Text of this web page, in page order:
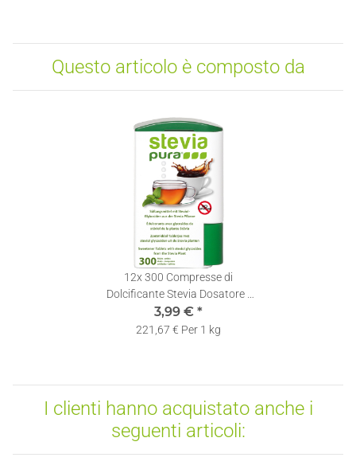
Questo articolo è composto da
12x300 Compresse di
Dolcificante Stevia Dosatore |
Ricaricabili | Dispenser di Stevia
in Compresse
3,99 € *
221,67 € Per 1 kg
I clienti hanno acquistato anche i
seguenti articoli: